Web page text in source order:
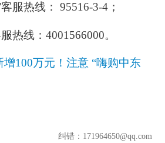
热线： 95516-3-4；
线：4001566000。
增100万元！注意 “嗨购中东
纠错：171964650@qq.com